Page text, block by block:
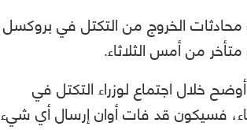
الخروج من التكتل في بروكسل
من أمس الثلاثاء.
خلال اجتماع لوزراء التكتل في
فسيكون قد فات أوان إرسال أي شيء